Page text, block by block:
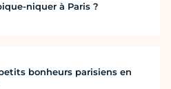
niquer à Paris ?
bonheurs parisiens en